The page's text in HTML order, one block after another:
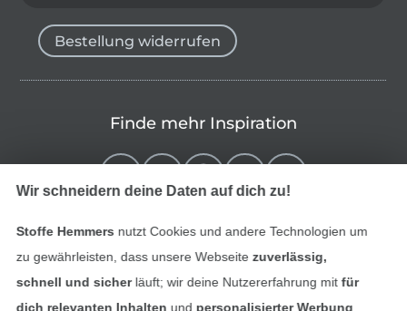
Bestellung widerrufen
Finde mehr Inspiration
Wir schneidern deine Daten auf dich zu!
Stoffe Hemmers nutzt Cookies und andere Technologien um
zu gewährleisten, dass unsere Webseite zuverlässig,
schnell und sicherläuft; wir deine Nutzererfahrung mitfür
dich relevanten Inhalten und personalisierter Werbung